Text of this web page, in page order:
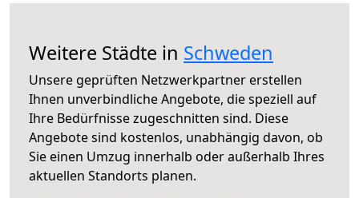
Weitere Städte in Schweden
Unsere geprüften Netzwerkpartner erstellen
Ihnen unverbindliche Angebote, die speziell auf
Ihre Bedürfnisse zugeschnitten sind. Diese
Angebote sind kostenlos, unabhängig davon, ob
Sie einen Umzug innerhalb oder außerhalb Ihres
aktuellen Standorts planen.